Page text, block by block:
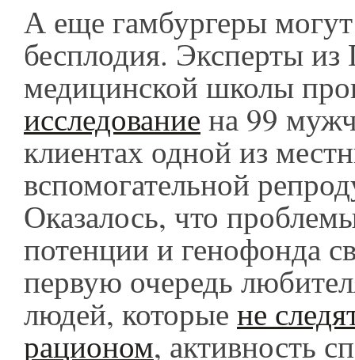
А еще гамбургеры
бесплодия. Эксперты из
медицинской школы
исследование на 99
клиентах одной из
вспомогательной
Оказалось, что
потенции и генофонда
первую очередь
людей, которые не
рационом, активность